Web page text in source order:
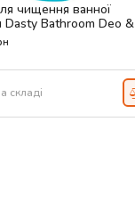
чищення ванної
Dasty Bathroom Deo &
складі